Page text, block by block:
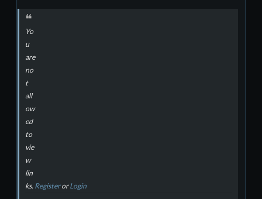
Yo
u
are
no
t
all
ow
ed
to
vie
w
lin
ks. RegisterorLogin